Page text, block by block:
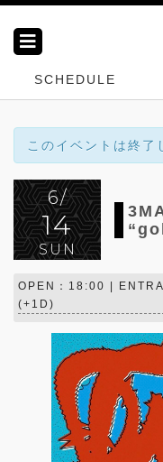
SCHEDULE
このイベントは終了
6/
14
SUN
OPEN：18:00 |
(+1D)